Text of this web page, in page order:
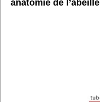
anatomie de l’abeille